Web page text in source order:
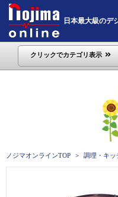
日本最大級のデ
クリックでカテゴリ表示
ノジマオンラインTOP 調理・キッ